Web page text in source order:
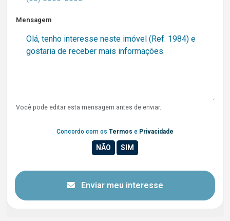
Mensagem
Você pode editar esta mensagem antes de enviar.
Concordo com os Termos e Privacidade
Enviar meu interesse